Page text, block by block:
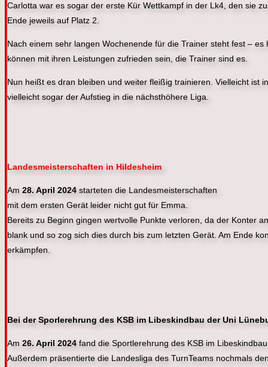
Carlotta war es sogar der erste Kür Wettkampf in der Lk4, den sie
Ende jeweils auf Platz 2.
Nach einem sehr langen Wochenende für die Trainer steht fest –
können mit ihren Leistungen zufrieden sein, die Trainer sind es.
Nun heißt es dran bleiben und weiter fleißig trainieren. Vielleicht ist
vielleicht sogar der Aufstieg in die nächsthöhere Liga.
Landesmeisterschaften in Hildesheim
Am 28. April 2024 starteten die Landesmeisterschaften
mit dem ersten Gerät leider nicht gut für Emma.
Bereits zu Beginn gingen wertvolle Punkte verloren, da der Konter
blank und so zog sich dies durch bis zum letzten Gerät. Am Ende
erkämpfen.
Bei der Sporlerehrung des KSB im Libeskindbau der Uni
Am 26. April 2024 fand die Sportlerehrung des KSB im
Außerdem präsentierte die Landesliga des TurnTeams nochmals